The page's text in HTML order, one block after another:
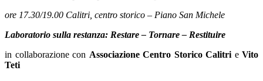
ore 17.30/19.00 Calitri, centro storico – Piano San Michele
Laboratorio sulla restanza: Restare – Tornare – Restituire
in collaborazione con Associazione Centro Storico Calitri e Vito
Teti